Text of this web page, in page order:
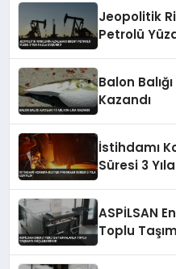
Jeopolitik
Petrolü
Balon
Kazandı
İstihdamı
Süresi 3
ASPİLSAN
Toplu